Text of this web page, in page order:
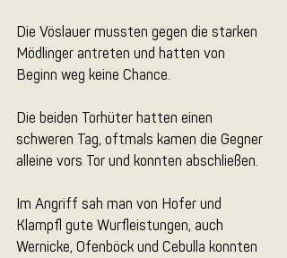
Die Vöslauer mussten gegen die starken
Mödlinger antreten und hatten von
Beginn weg keine Chance.
Die beiden Torhüter hatten einen
schweren Tag, oftmals kamen die Gegner
alleine vors Tor und konnten abschließen.
Im Angriff sah man von Hofer und
Klampfl gute Wurfleistungen, auch
Wernicke, Ofenböck und Cebulla konnten